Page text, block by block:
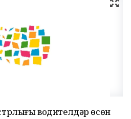
водителдәр өсөн